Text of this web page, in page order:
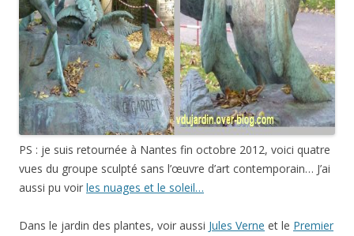
PS : je suis retournée à Nantes fin octobre 2012, voici quatre
vues du groupe sculpté sans l’œuvre d’art contemporain… J’ai
aussi pu voir les nuages et le soleil…
Dans le jardin des plantes, voir aussi Jules Verne et le Premier